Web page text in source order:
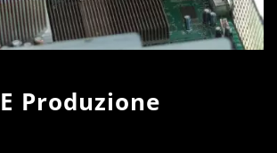
Produzione